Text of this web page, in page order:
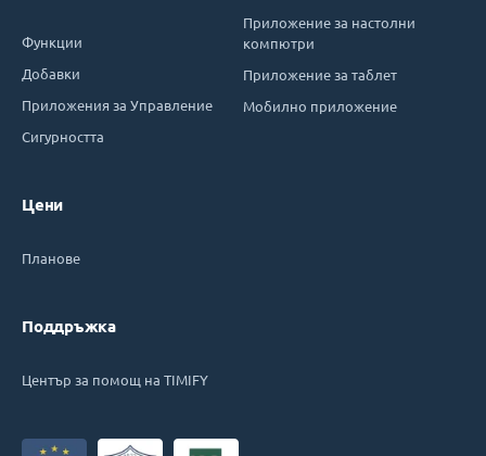
Функции
Добавки
Приложения за Управление
Сигурността
Цени
Планове
Поддръжка
Център за помощ на TIMIFY
Приложение за настолни
компютри
Приложение за таблет
Мобилно приложение